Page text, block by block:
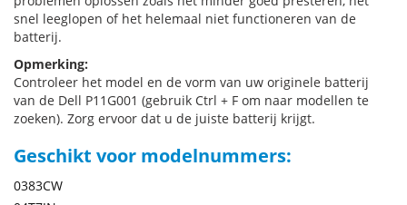
snel leeglopen of het helemaal niet functioneren van de
batterij.
Opmerking:
Controleer het model en de vorm van uw originele batterij
van de Dell P11G001 (gebruik Ctrl + F om naar modellen te
zoeken). Zorg ervoor dat u de juiste batterij krijgt.
Geschikt voor modelnummers:
0383CW